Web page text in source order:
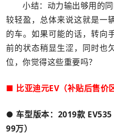
小结：动力输出够用的同
较轻盈，总体来说这就是一
的车。如果可能的话，转向
前的状态稍显生涩，同时也
位，你觉得这些重要吗？
■ 比亚迪元EV（补贴后售价
● 车型版本： 2019款
99万）